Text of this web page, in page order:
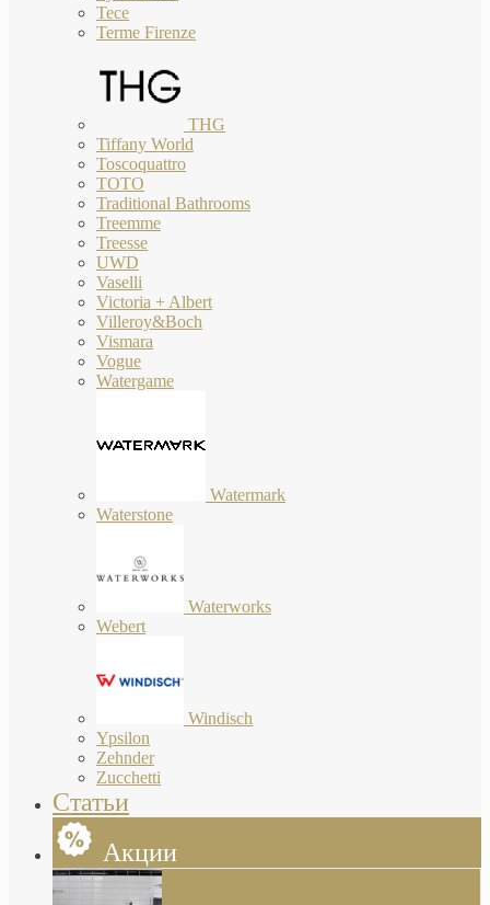
Tece
Terme Firenze
THG
Tiffany World
Toscoquattro
TOTO
Traditional Bathrooms
Treemme
Treesse
UWD
Vaselli
Victoria + Albert
Villeroy&Boch
Vismara
Vogue
Watergame
Watermark
Waterstone
Waterworks
Webert
Windisch
Ypsilon
Zehnder
Zucchetti
Статьи
Акции